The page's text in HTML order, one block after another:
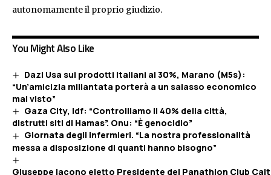
autonomamente il proprio giudizio.
You Might Also Like
Dazi Usa sui prodotti italiani al 30%, Marano (M5s):
“Un’amicizia millantata porterà a un salasso economico
mai visto”
Gaza City, Idf: “Controlliamo il 40% della città,
distrutti siti di Hamas”. Onu: “È genocidio”
Giornata degli infermieri. “La nostra professionalità
messa a disposizione di quanti hanno bisogno”
Giuseppe Iacono eletto Presidente del Panathlon Club